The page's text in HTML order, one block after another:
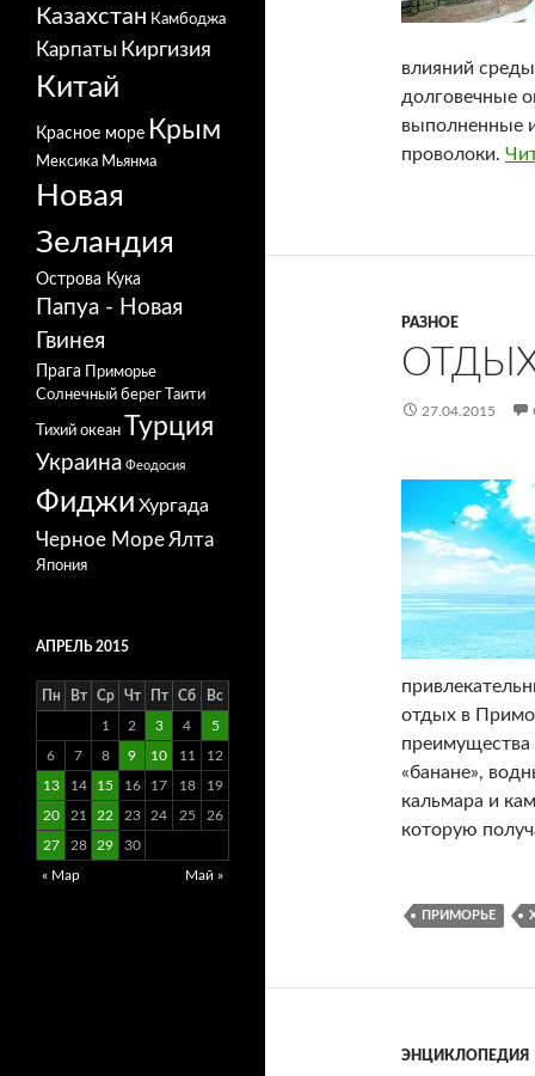
влияний
долговечные
выполненные
проволоки.
РАЗНОЕ
27.04.2015
отдых в
преимущества
«банане»,
кальмара и
которую
ПРИМОРЬЕ
ЭНЦИКЛОПЕДИЯ
Казахстан Камбоджа
Карпаты Киргизия
Китай
Красное море Крым
Мексика Мьянма
Новая
Зеландия
Острова Кука
Папуа - Новая
Гвинея
Прага
Приморье
Солнечный берег
Таити
Тихий океан Турция
Украина Феодосия
Фиджи Хургада
Черное МореЯлта
Япония
АПРЕЛЬ 2015
Пн Вт Ср Чт Пт Сб Вс
1 2 3 4 5
6 7 8 9 10 11 12
13 14 15 16 17 18 19
20 21 22 23 24 25 26
27 28 29 30
« Мар Май »